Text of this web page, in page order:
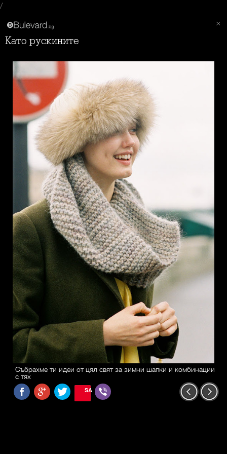
/
Като рускините
Събрахме ти идеи от цял свят за зимни шапки и комбинации
с тях
SAVE